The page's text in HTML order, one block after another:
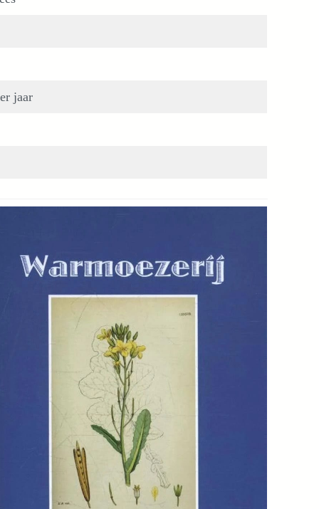
jaar